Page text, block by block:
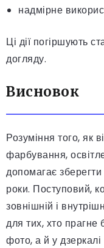
надмірне
Ці дії погіршують
догляду.
Висновок
Розуміння того, як
фарбування,
допомагає зберегти
роки. Поступовий,
зовнішній і
для тих, хто прагне
фото, а й у